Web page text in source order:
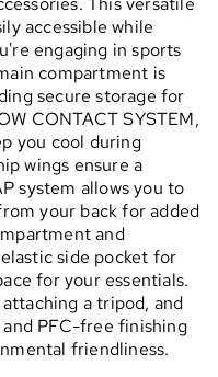
accessible while
engaging in sports
compartment is
secure storage for
CONTACT SYSTEM,
you cool during
wings ensure a
system allows you to
your back for added
and
side pocket for
for your essentials.
a tripod, and
PFC-free finishing
friendliness.